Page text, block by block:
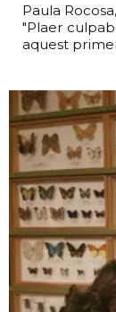
Paula
"Plaer
aquest